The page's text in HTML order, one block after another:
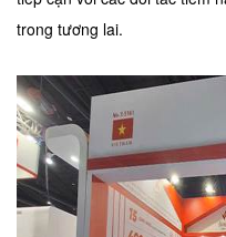
trong tương lai.